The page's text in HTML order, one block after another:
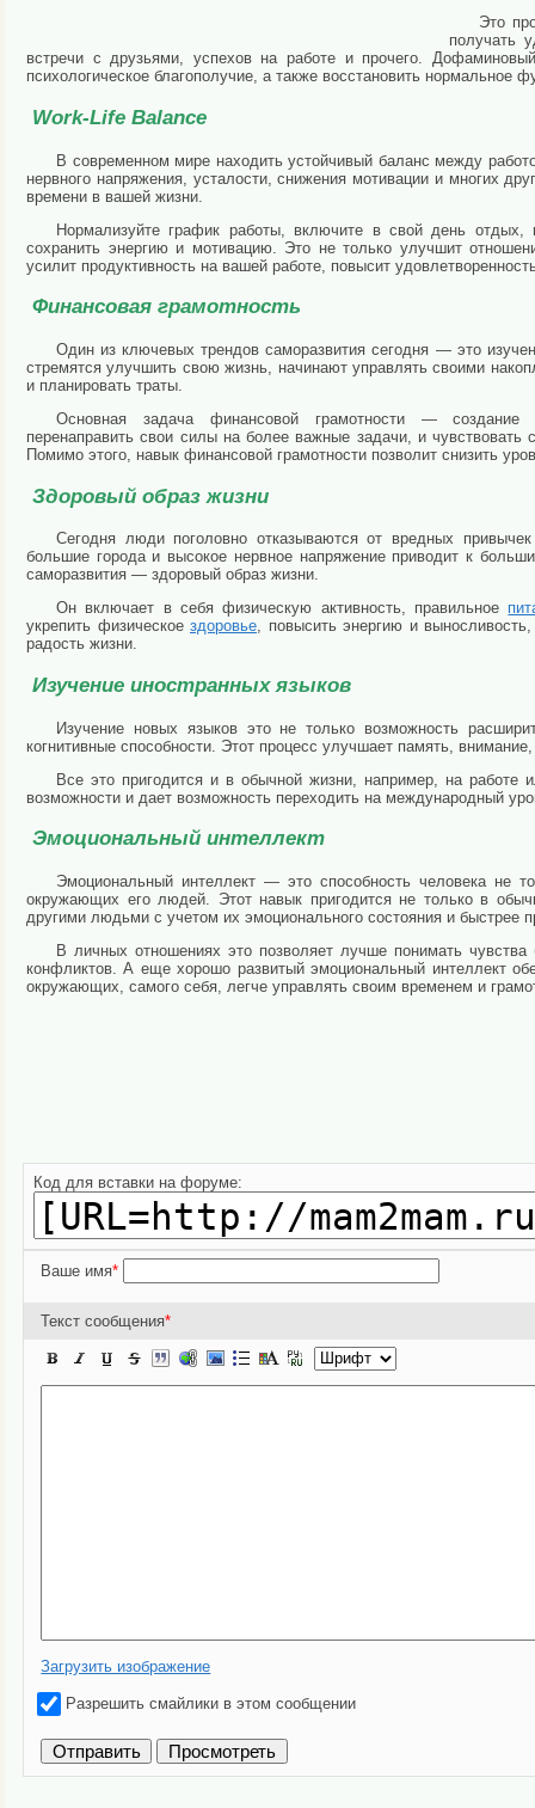
Это
получать
встречи с друзьями, успехов на работе и прочего.
психологическое благополучие, а также восстановить нормальное
Work-Life Balance
В современном мире находить устойчивый баланс между
нервного напряжения, усталости, снижения мотивации и многих
времени в вашей жизни.
Нормализуйте график работы, включите в свой день отдых,
сохранить энергию и мотивацию. Это не только улучшит
усилит продуктивность на вашей работе, повысит
Финансовая грамотность
Один из ключевых трендов саморазвития сегодня — это
стремятся улучшить свою жизнь, начинают управлять своими
и планировать траты.
Основная задача финансовой грамотности — создание
перенаправить свои силы на более важные задачи, и чувствовать
Помимо этого, навык финансовой грамотности позволит снизить
Здоровый образ жизни
Сегодня люди поголовно отказываются от вредных
большие города и высокое нервное напряжение приводит к
саморазвития — здоровый образ жизни.
Он включает в себя физическую активность, правильное
укрепить физическое здоровье, повысить энергию и
радость жизни.
Изучение иностранных языков
Изучение новых языков это не только возможность
когнитивные способности. Этот процесс улучшает память,
Все это пригодится и в обычной жизни, например, на работе
возможности и дает возможность переходить на международный
Эмоциональный интеллект
Эмоциональный интеллект — это способность человека не
окружающих его людей. Этот навык пригодится не только в
другими людьми с учетом их эмоционального состояния и быстрее
В личных отношениях это позволяет лучше понимать
конфликтов. А еще хорошо развитый эмоциональный интеллект
окружающих, самого себя, легче управлять своим временем и
Код для вставки на форуме:
Ваше имя*
Текст сообщения*
Загрузить изображение
Разрешить смайлики в этом сообщении